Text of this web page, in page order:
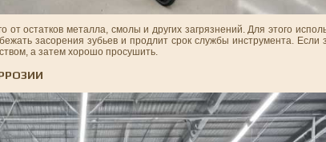
от остатков металла, смолы и других загрязнений. Для этого
засорения зубьев и продлит срок службы инструмента. Если
а затем хорошо просушить.